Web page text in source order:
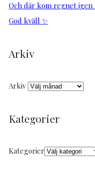
Och där kom regnet
God kväll ✨
Arkiv
Arkiv
Kategorier
Kategorier